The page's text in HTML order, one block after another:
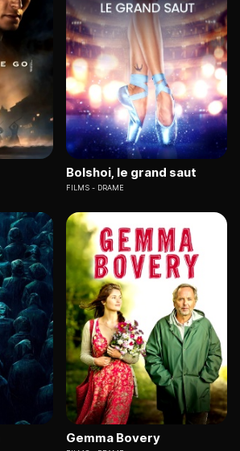
Bolshoi, le grand saut
FILMS DRAME
Gemma Bovery